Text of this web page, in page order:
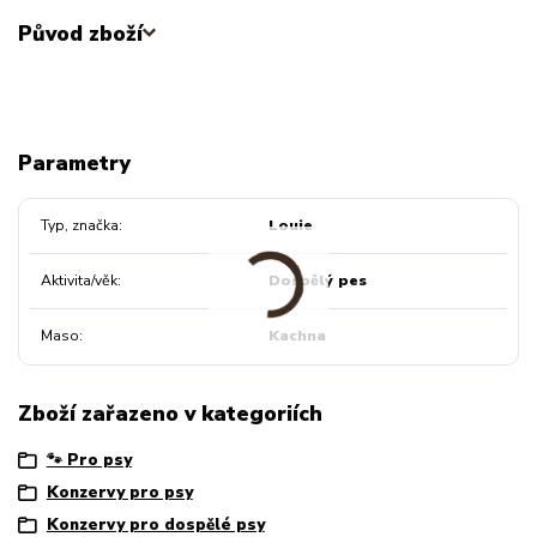
Původ zboží
Parametry
Typ, značka Louie
Aktivita/věk Dospělý pes
Maso Kachna
Zboží zařazeno v kategoriích
🐾 Pro psy
Konzervy pro psy
Konzervy pro dospělé psy